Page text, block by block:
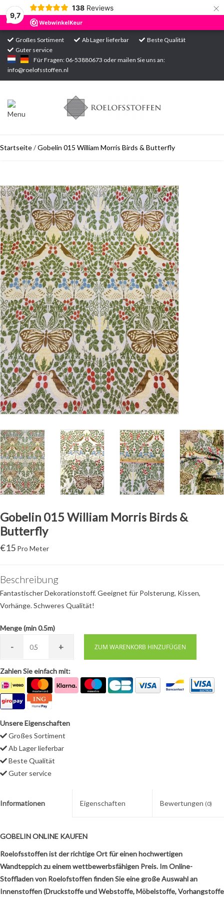
9,7
138 Reviews ×
Großes Sortiment Ab Lager lieferbar
Beste Qualität
Guter service
Für Fragen: 06-53880673 oder mailen Sie uns an:
info@roelofsstoffen.nl
Startseite
Sortiment
Startseite/Gobelin 015 William Morris Birds & Butterfly
Gobelin 015 William Morris Birds &
Butterfly
€15 Pro Meter
Beschreibung
Fantastischer Dekorationstoff. Geeignet für Polsterung, Kissen,
Vorhänge. Schweres Qualität!
Menge (min 0.5m)
- 0. + ZUM WARENKORB HINZUFÜGEN
Zahlen Sie einfach mit:
Unsere Eigenschaften
Großes Sortiment
Ab Lager lieferbar
Beste Qualität
Guter service
Informationen Eigenschaften Bewertungen (0)
GOBELIN ONLINE KAUFEN
Roelofsstoffen ist der richtige Ort für einen hochwertigen
Wandteppich zu einem wettbewerbsfähigen Preis. Im Online-
Stoffladen von Roelofstoffen finden Sie eine große Auswahl an
Innenstoffen (Druckstoffe und Webstoffe, Möbelstoffe, Vorhangstoffe